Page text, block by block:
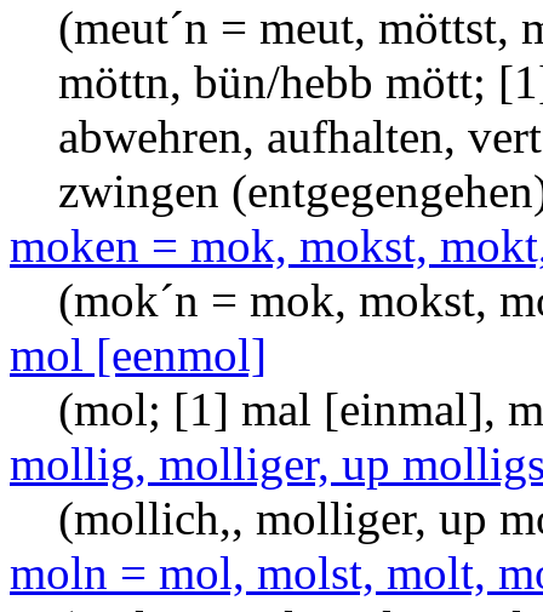
(meut´n = meut, möttst,
möttn, bün/hebb mött;
abwehren, aufhalten,
zwingen
moken = mok, mokst,
(mok´n = mok, mokst,
mol [eenmol]
(mol; [1] mal [einmal],
mollig, molliger, up
(mollich,, molliger, up
moln = mol, molst, molt,